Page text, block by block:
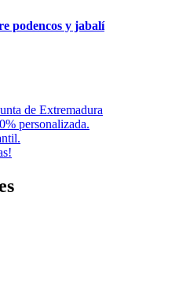
podencos y jabalí
de Extremadura
personalizada.